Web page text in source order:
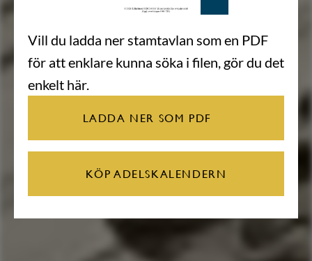
Vill du ladda ner stamtavlan som en PDF
för att enklare kunna söka i filen, gör du det
enkelt här.
LADDA NER SOM PDF
KÖP ADELSKALENDERN